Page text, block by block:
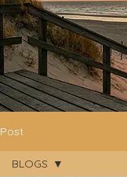
Post
BLOGS